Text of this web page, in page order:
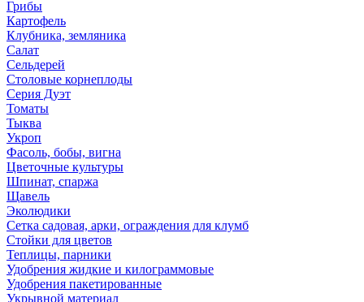
Грибы
Картофель
Клубника, земляника
Салат
Сельдерей
Столовые корнеплоды
Серия Дуэт
Томаты
Тыква
Укроп
Фасоль, бобы, вигна
Цветочные культуры
Шпинат, спаржа
Щавель
Эколюдики
Сетка садовая, арки, ограждения для клумб
Стойки для цветов
Теплицы, парники
Удобрения жидкие и килограммовые
Удобрения пакетированные
Укрывной материал